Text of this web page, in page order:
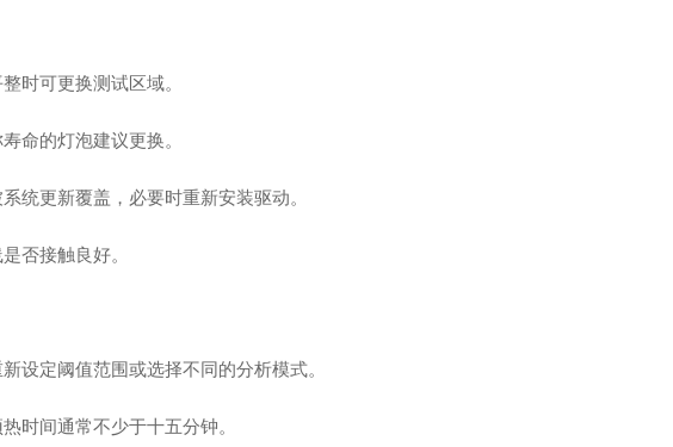
时可更换测试区域。
命的灯泡建议更换。
更新覆盖，必要时重新安装驱动。
否接触良好。
定阈值范围或选择不同的分析模式。
时间通常不少于十五分钟。